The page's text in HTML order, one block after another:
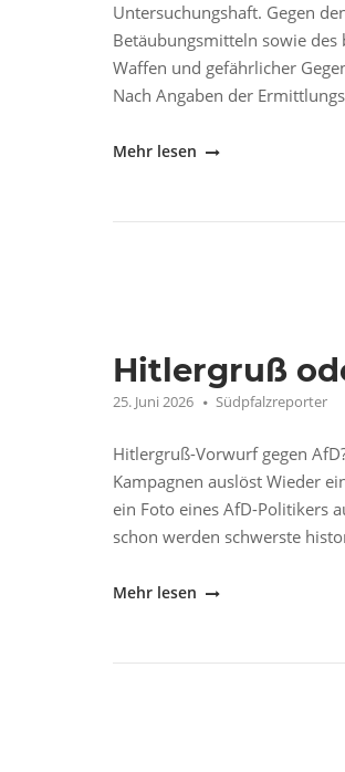
Untersuchungshaft. Gegen
Betäubungsmitteln sowie
Waffen und gefährlicher
Nach Angaben der
"Tatverdächtiger
Mehr lesen
Hitlergruß
25. Juni 2026 Südpfalzreporter
Hitlergruß-Vorwurf gegen
Kampagnen auslöst Wieder
ein Foto eines AfD-Politikers
schon werden schwerste
"Hitlergruß
Mehr lesen